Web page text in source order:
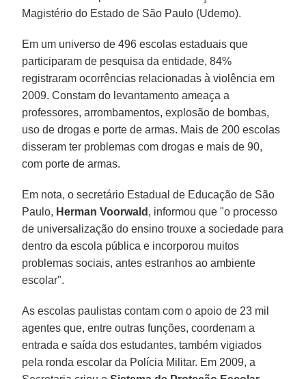
Magistério do Estado de São Paulo (Udemo).
Em um universo de 496 escolas estaduais que
participaram de pesquisa da entidade, 84%
registraram ocorrências relacionadas à violência em
2009. Constam do levantamento ameaça a
professores, arrombamentos, explosão de bombas,
uso de drogas e porte de armas. Mais de 200 escolas
disseram ter problemas com drogas e mais de 90,
com porte de armas.
Em nota, o secretário Estadual de Educação de São
Paulo, Herman Voorwald , informou que "o processo
de universalização do ensino trouxe a sociedade para
dentro da escola pública e incorporou muitos
problemas sociais, antes estranhos ao ambiente
escolar".
As escolas paulistas contam com o apoio de 23 mil
agentes que, entre outras funções, coordenam a
entrada e saída dos estudantes, também vigiados
pela ronda escolar da Polícia Militar. Em 2009, a